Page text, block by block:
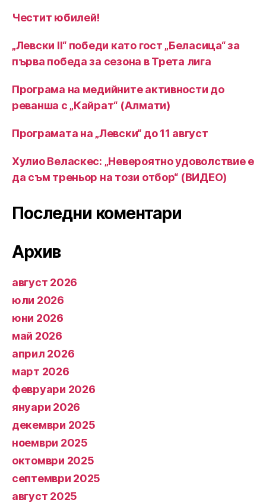
Честит юбилей!
„Левски II“ победи като гост „Беласица“ за
първа победа за сезона в Трета лига
Програма на медийните активности до
реванша с „Кайрат“ (Алмати)
Програмата на „Левски“ до 11 август
Хулио Веласкес: „Невероятно удоволствие е
да съм треньор на този отбор“ (ВИДЕО)
Последни коментари
Архив
август 2026
юли 2026
юни 2026
май 2026
април 2026
март 2026
февруари 2026
януари 2026
декември 2025
ноември 2025
октомври 2025
септември 2025
август 2025